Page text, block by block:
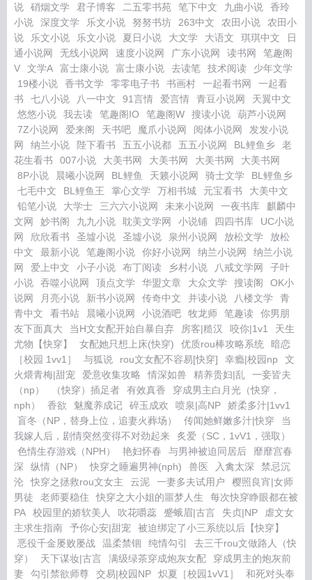
说 硝烟文学 君子博客 二五零书苑 笔下中文 九曲小说
香玲
小说
深度文学 乐文小说 努努书坊 263中文 农田小说
农田小
说
乐文小说 乐文小说 夏日小说 大文学 大语文 琪琪中文
日
通小说网
无线小说网 速度小说网 广东小说网 读书网
笔趣阁
V
文学A 富士康小说 富士康小说 去读笔 技术阅读
少年文学
19楼小说
香书文学 零零电子书 书画村 一起看书网
一起看
书
七八小说 八一中文 91言情 爱言情 青豆小说网
天翼中文
悠悠小说
我去读 笔趣阁IO 笔趣阁W 搜读小说
葫芦小说网
7Z小说网
爱来阁 天书吧 魔爪小说网 阅体小说网
发发小说
网
纳兰小说 陛下看书 五五小说都 五五小说网 BL鲤鱼乡
老
花生看书
007小说 大美书网 大美书网 大美书网
大美书网
8P小说
晨曦小说网 BL鲤鱼 天籁小说网 骑士文学
BL鲤鱼乡
七毛中文
BL鲤鱼王 掌心文学 万相书城 元宝看书
大美中文
铅笔小说
大学士 三六六小说网 未来小说网 一夜书库
麒麟中
文网
妙书阁 九九小说 耽美文学网 小说铺 四四书库
UC小说
网
欣欣看书 圣墟小说 圣墟小说 泉州小说网 放松文学
放松
中文
最新小说 笔趣阁小说 你好小说网 纳兰小说网
纳兰小说
网
爱上中文 小子小说 布丁阅读 乡村小说 八戒文学网
子叶
小说
吞噬小说网 顶点文学 华盟文章 大众文学 搜读阁
OK小
说网
月亮小说 新书小说网 传奇中文 并读小说 八楼文学
青
青中文
看书站 晨曦小说网 小说酒吧 牧龙师 笔趣读
你男朋
友下面真大
当H文女配开始自暴自弃 房客|糙汉 咬你|1v1
天生
尤物【快穿】
女配她只想上床(快穿) 优质rou棒攻略系统
暗恋
［校园 1vv1］
与狐说 rou文女配不容易[快穿] 幸瘾|校园np
文
火煨青梅|甜宠
爱意收集攻略 情深如兽 精养贵妇|乱
一妾皆夫
（np）
（快穿）插足者 有效真香
穿成男主白月光（快穿，
nph）
香欲 魅魔养成记 碎玉成欢 喷泉|高NP
娇柔多汁|1vv1
盲冬（NP，替身上位，追妻火葬场）
传闻她鲜嫩多汁|快穿
当
我嫁人后，剧情突然变得不对劲起来
炙爱（SC，1vV1，强取）
色情生存游戏（NPH）
艳妇怀春 与男神被迫同居后
靡靡宫春
深
纵情（NP） 快穿之睡遍男神(nph) 兽医 入禽太深
禁忌沉
沦
快穿之拯救rou文女主 云泥 一妻多夫试用户
樱照良宵|女师
男徒
老师要稳住 快穿之大小姐的噩梦人生
每次快穿睁眼都在被
PA
校园里的娇软美人 吹花嚼蕊 蹙蛾眉|古言 失贞|NP
虐文女
主求生指南
予你心安|甜宠
被迫绑定了小三系统以后【快穿】
恶役千金屡败屡战
温柔禁锢 纯情勾引
去三千rou文做路人（快
穿）
天下谋妆|古言 满级绿茶穿成炮灰女配
穿成男主的炮灰前
妻
勾引禁欲师尊 交易|校园NP 炽夏［校园1vV1］
和死对头奉